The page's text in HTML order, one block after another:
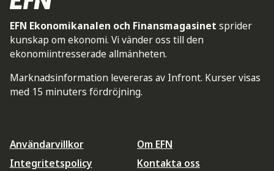
EFN Ekonomikanalen och Finansmagasinet sprider
kunskap om ekonomi. Vi vänder oss till den
ekonomiintresserade allmänheten.
Marknadsinformation levereras av Infront. Kurser visas
med 15 minuters fördröjning.
Användarvillkor
Integritetspolicy
Om EFN
Kontakta oss